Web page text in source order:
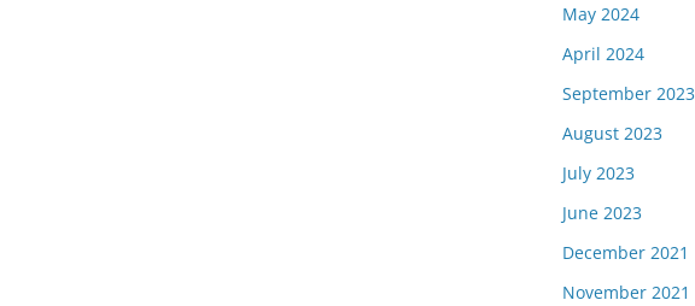
May 2024
April 2024
September 2023
August 2023
July 2023
June 2023
December 2021
November 2021